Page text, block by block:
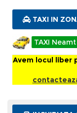
TAXI IN
TAXI Neamt
Avem locul liber